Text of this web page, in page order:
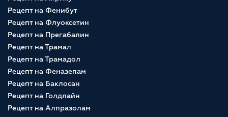
Рецепт на Фенибут
Рецепт на Флуоксетин
Рецепт на Прегабалин
Рецепт на Трамал
Рецепт на Трамадол
Рецепт на Феназепам
Рецепт на Баклосан
Рецепт на Голдлайн
Рецепт на Алпразолам